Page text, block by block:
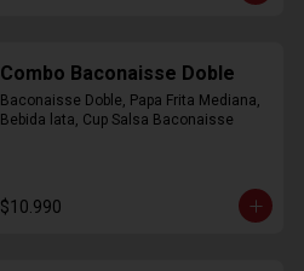
Combo Baconaisse Doble
Baconaisse Doble, Papa Frita Mediana,
Bebida lata, Cup Salsa Baconaisse
$10.990